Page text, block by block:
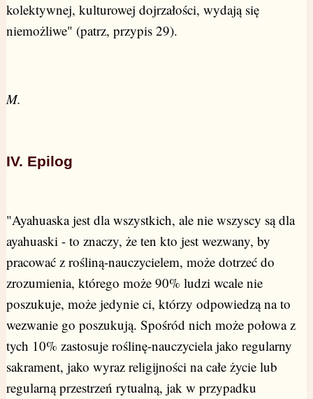
kolektywnej, kulturowej dojrzałości, wydają się
niemożliwe" (patrz, przypis 29).
M.
IV. Epilog
"Ayahuaska jest dla wszystkich, ale nie wszyscy są dla
ayahuaski - to znaczy, że ten kto jest wezwany, by
pracować z rośliną-nauczycielem, może dotrzeć do
zrozumienia, którego może 90% ludzi wcale nie
poszukuje, może jedynie ci, którzy odpowiedzą na to
wezwanie go poszukują. Spośród nich może połowa z
tych 10% zastosuje roślinę-nauczyciela jako regularny
sakrament, jako wyraz religijności na całe życie lub
regularną przestrzeń rytualną, jak w przypadku